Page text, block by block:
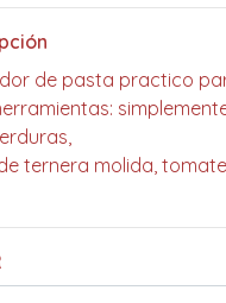
de pasta practico
ternera molida,